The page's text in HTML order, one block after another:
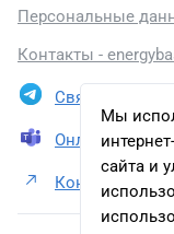
Мы
сайта и
Персональные
Контакты -
Связаться в
Онлайн
Контакты АО